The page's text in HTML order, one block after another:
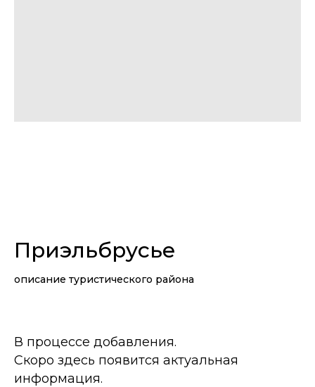
Приэльбрусье
описание туристического района
В процессе добавления.
Скоро здесь появится актуальная
информация.